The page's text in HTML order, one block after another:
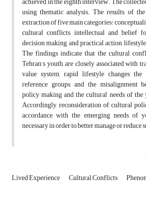
using thematic analysis. The results of
extraction of five main categories:
cultural conflicts, intellectual and belief
decision making and practical action,
The findings indicate that the cultural
Tehran’s youth are closely associated with
value system, rapid lifestyle changes,
reference groups, and the misalignment
policy making and the cultural needs of the
Accordingly, reconsideration of cultural
accordance with the emerging needs of
necessary in order to better manage or reduce
Lived Experience Cultural Conflicts